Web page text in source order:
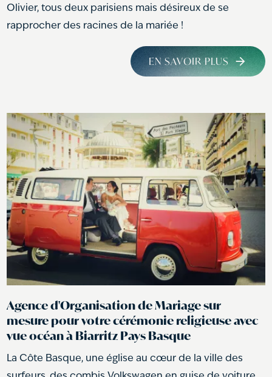
Olivier, tous deux parisiens mais désireux de se
rapprocher des racines de la mariée !
EN SAVOIR PLUS
Agence d'Organisation de Mariage sur
mesure pour votre cérémonie religieuse avec
vue océan à Biarritz Pays Basque
La Côte Basque, une église au cœur de la ville des